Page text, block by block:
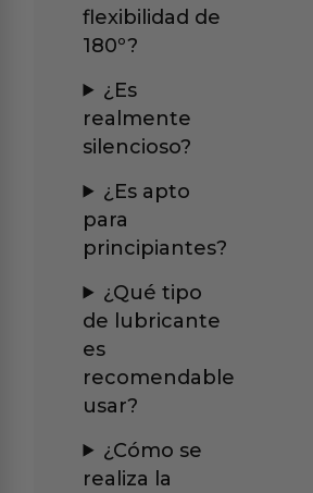
flexibilidad de
180º?
¿Es
realmente
silencioso?
¿Es apto
para
principiantes?
¿Qué tipo
de lubricante
es
recomendable
usar?
¿Cómo se
realiza la